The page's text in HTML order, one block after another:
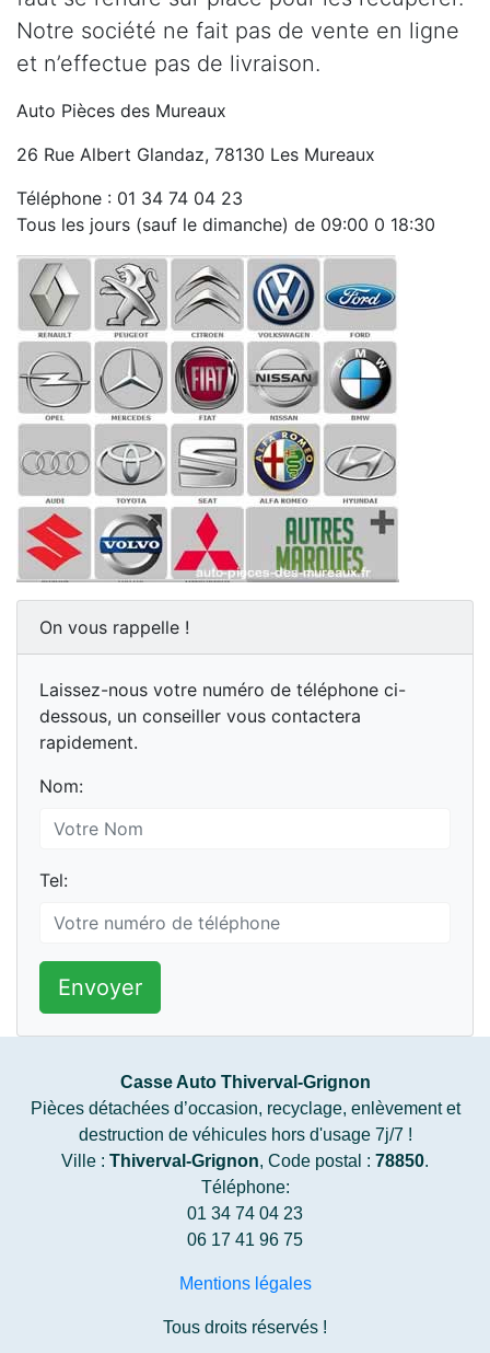
Notre société ne fait pas de vente en ligne
et n’effectue pas de livraison.
Auto Pièces des Mureaux
26 Rue Albert Glandaz, 78130 Les Mureaux
Téléphone : 01 34 74 04 23
Tous les jours (sauf le dimanche) de 09:00 0 18:30
On vous rappelle !
Laissez-nous votre numéro de téléphone ci-
dessous, un conseiller vous contactera
rapidement.
Nom:
Tel:
Envoyer
Casse Auto Thiverval-Grignon
Pièces détachées d’occasion, recyclage, enlèvement et
destruction de véhicules hors d'usage 7j/7 !
Ville : Thiverval-Grignon, Code postal : 78850.
Téléphone:
01 34 74 04 23
06 17 41 96 75
Mentions légales
Tous droits réservés !